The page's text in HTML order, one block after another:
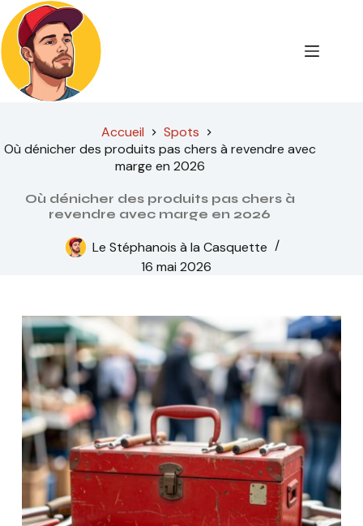
Passer
au
contenu
Accueil
Spots
Où dénicher des produits pas chers à revendre avec
marge en 2026
Où dénicher des produits pas chers à
revendre avec marge en 2026
Le Stéphanois à la Casquette
16 mai 2026